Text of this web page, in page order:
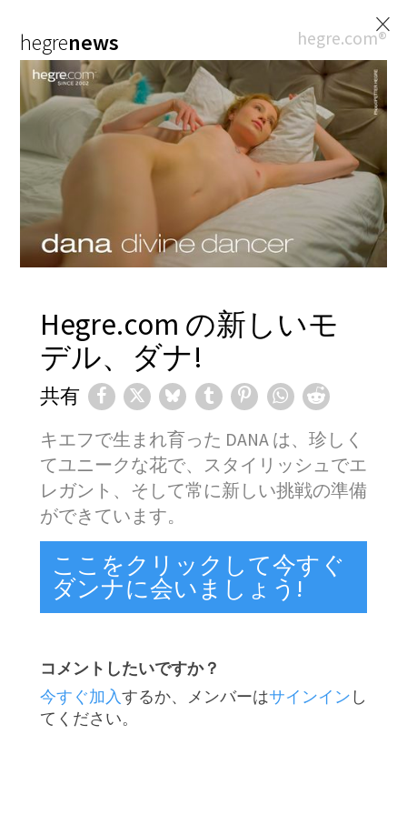
×
hegrenews hegre.com®
Hegre.com の新しいモ
デル、ダナ!
共有
キエフで生まれ育った DANA は、珍しく
てユニークな花で、スタイリッシュでエ
レガント、そして常に新しい挑戦の準備
ができています。
ここをクリックして今すぐ
ダンナに会いましょう!
コメントしたいですか？
今すぐ加入するか、メンバーはサインイン し
てください。